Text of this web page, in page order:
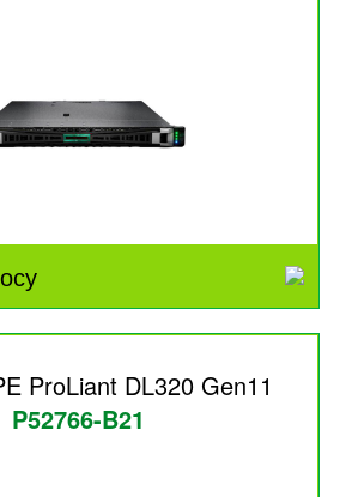
ProLiant DL320 Gen11
P52766-B21